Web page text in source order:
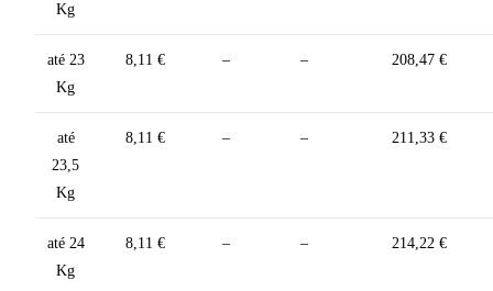
Kg
até 23
Kg
8,11 € – – 208,47 €
até
23,5
Kg
8,11 € – – 211,33 €
até 24
Kg
8,11 € – – 214,22 €